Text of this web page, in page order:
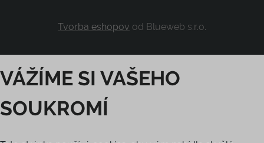
Tvorba eshopov od Blueweb s.r.o.
VÁŽÍME SI VAŠEHO
SOUKROMÍ